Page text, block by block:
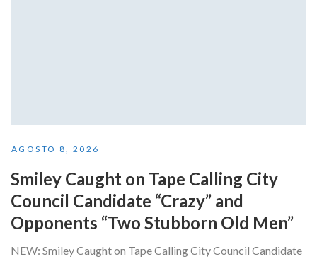
AGOSTO 8, 2026
Smiley Caught on Tape Calling City
Council Candidate “Crazy” and
Opponents “Two Stubborn Old Men”
NEW: Smiley Caught on Tape Calling City Council Candidate